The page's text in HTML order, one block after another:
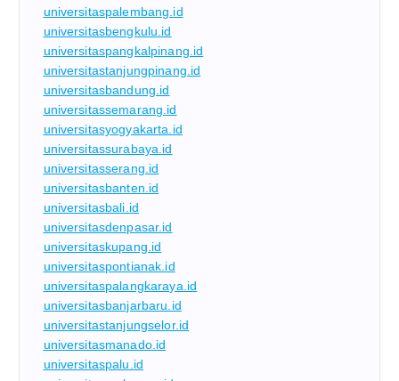
universitaspalembang.id
universitasbengkulu.id
universitaspangkalpinang.id
universitastanjungpinang.id
universitasbandung.id
universitassemarang.id
universitasyogyakarta.id
universitassurabaya.id
universitasserang.id
universitasbanten.id
universitasbali.id
universitasdenpasar.id
universitaskupang.id
universitaspontianak.id
universitaspalangkaraya.id
universitasbanjarbaru.id
universitastanjungselor.id
universitasmanado.id
universitaspalu.id